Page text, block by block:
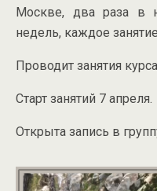
Москве, два раза в
недель, каждое
Проводит занятия
Старт занятий 7 апреля.
Открыта запись в